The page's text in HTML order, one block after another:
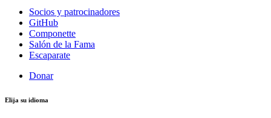
Socios y patrocinadores
GitHub
Componette
Salón de la Fama
Escaparate
Donar
Elija su idioma